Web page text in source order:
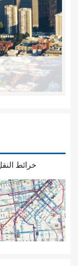
خرائط